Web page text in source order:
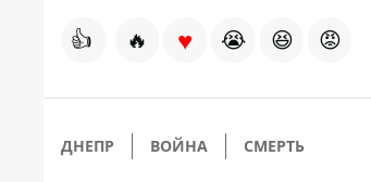
👍 🔥 ♥ 😭 😆 😡
ДНЕПР ВОЙНА СМЕРТЬ